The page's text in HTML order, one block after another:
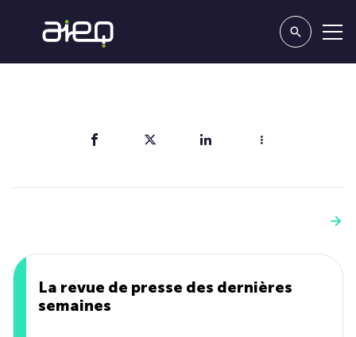
La revue de presse des dernières
semaines